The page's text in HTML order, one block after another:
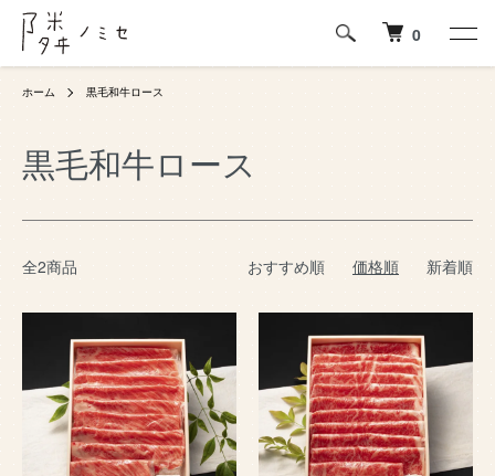
0
ホーム 黒毛和牛ロース
黒毛和牛ロース
全2商品 おすすめ順 価格順 新着順